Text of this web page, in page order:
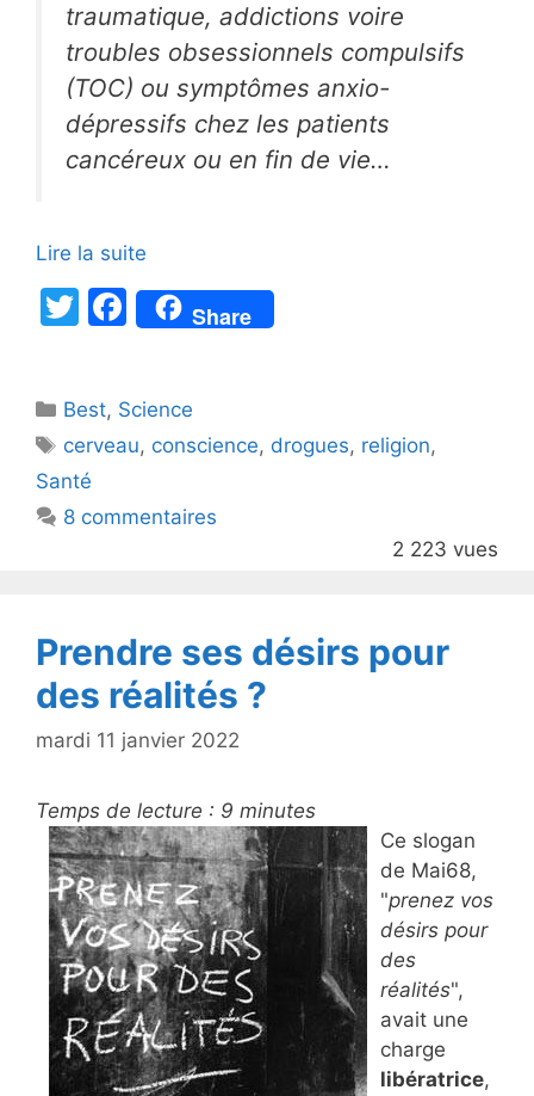
traumatique, addictions voire
troubles obsessionnels compulsifs
(TOC) ou symptômes anxio-
dépressifs chez les patients
cancéreux ou en fin de vie…
Lire la suite
T
er
F
a
e
b
o
Share
Catégories
Best, Science
Étiquettes
cerveau, conscience, drogues, religion,
Santé
8 commentaires
2 223 vues
Prendre ses désirs pour
des réalités ?
mardi 11 janvier 2022
Temps de lecture : 9 minutes
Ce slogan
de Mai68,
"prenez vos
désirs pour
des
réalités",
avait une
charge
libératrice,